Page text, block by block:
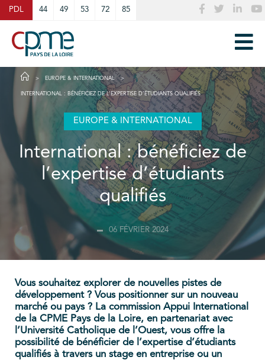
PDL 44 49 53 72 85
EUROPE & INTERNATIONAL
INTERNATIONAL : BÉNÉFICIEZ DE L’EXPERTISE D’ÉTUDIANTS QUALIFIÉS
EUROPE & INTERNATIONAL
International : bénéficiez de
l’expertise d’étudiants
qualifiés
06 FÉVRIER 2024
Vous souhaitez explorer de nouvelles pistes de
développement ? Vous positionner sur un nouveau
marché ou pays ? La commission Appui International
de la CPME Pays de la Loire, en partenariat avec
l’Université Catholique de l’Ouest, vous offre la
possibilité de bénéficier de l’expertise d’étudiants
qualifiés à travers un stage en entreprise ou un
Cookies management panel